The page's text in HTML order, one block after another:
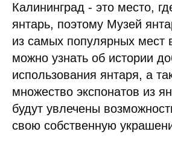
Калининград - это место,
янтарь, поэтому Музей
из самых популярных мест
можно узнать об истории
использования янтаря, а
множество экспонатов из
будут увлечены
свою собственную